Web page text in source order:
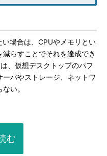
場合は、CPUやメモリとい
らすことでそれを達成でき
、仮想デスクトップのパフ
バやストレージ、ネットワ
い。
む